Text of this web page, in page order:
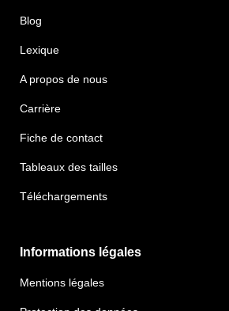
Blog
Lexique
A propos de nous
Carrière
Fiche de contact
Tableaux des tailles
Téléchargements
Informations légales
Mentions légales